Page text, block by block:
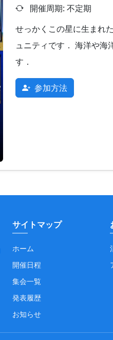
開催周期: 不定期
せっかくこの星に生まれ
ュニティです． 海洋や海
す．
参加方法
サイトマップ
ホーム
開催日程
集会一覧
発表履歴
お知らせ